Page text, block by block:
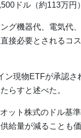
ドル（約113万円
グ機器代、電気代
接必要とされるコ
ン現物ETFが承認
らすと述べた。
ット株式のドル基
給量が減ることも